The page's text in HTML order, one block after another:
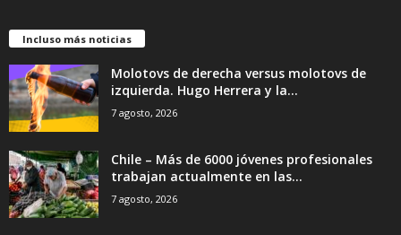
Incluso más noticias
Molotovs de derecha versus molotovs de
izquierda. Hugo Herrera y la...
7 agosto, 2026
Chile – Más de 6000 jóvenes profesionales
trabajan actualmente en las...
7 agosto, 2026